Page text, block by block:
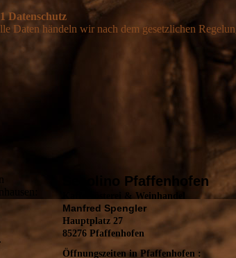
Datenschutz
Daten händeln wir nach dem gesetzlichen
Secolino Pfaffenhofen
Kaffeerösterei & Weinhandel
Manfred Spengler
Hauptplatz 27
85276 Pfaffenhofen
Öffnungszeiten in Pfaffenhofen :